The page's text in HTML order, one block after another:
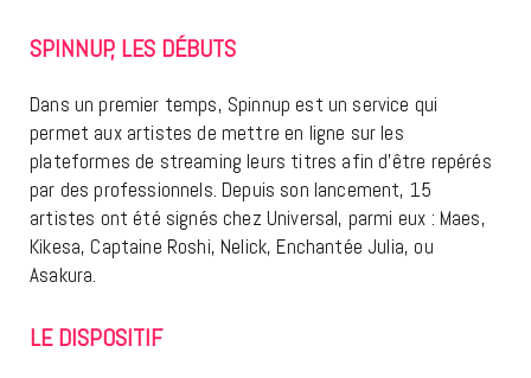
SPINNUP, LES DÉBUTS
Dans un premier temps, Spinnup est un service qui
permet aux artistes de mettre en ligne sur les
plateformes de streaming leurs titres afin d’être repérés
par des professionnels. Depuis son lancement, 15
artistes ont été signés chez Universal, parmi eux : Maes,
Kikesa, Captaine Roshi, Nelick, Enchantée Julia, ou
Asakura.
LE DISPOSITIF